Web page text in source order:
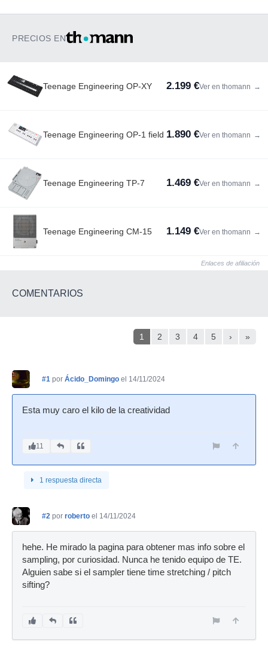
PRECIOS EN
Teenage Engineering OP-XY 2.199 €Ver en thomann →
Teenage Engineering OP-1 field 1.890 €Ver en thomann →
Teenage Engineering TP-7 1.469 €Ver en thomann →
Teenage Engineering CM-15 1.149 €Ver en thomann →
Enlaces de afiliación
COMENTARIOS
1 2 3 4 5 › »
#1 por Ácido_Domingo el 14/11/2024
Esta muy caro el kilo de la creatividad
11
1 respuesta directa
#2 por roberto el 14/11/2024
hehe. He mirado la pagina para obtener mas info sobre el
sampling, por curiosidad. Nunca he tenido equipo de TE.
Alguien sabe si el sampler tiene time stretching / pitch
sifting?